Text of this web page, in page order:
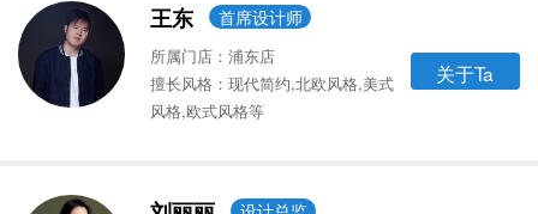
王东 首席设计师
所属门店：浦东店
擅长风格：现代简约,北欧风格,美式
风格,欧式风格等
关于Ta